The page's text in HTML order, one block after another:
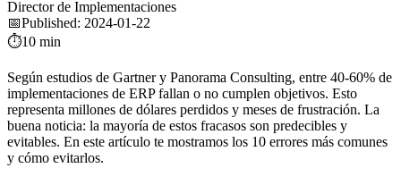
Director de Implementaciones
📅Published: 2024-01-22
⏱️10 min
Según estudios de Gartner y Panorama Consulting, entre 40-60% de
implementaciones de ERP fallan o no cumplen objetivos. Esto
representa millones de dólares perdidos y meses de frustración. La
buena noticia: la mayoría de estos fracasos son predecibles y
evitables. En este artículo te mostramos los 10 errores más comunes
y cómo evitarlos.